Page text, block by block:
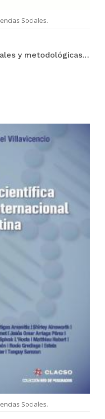
Sociales.
Consideraciones conceptuales y metodológicas sobre la medición de la pobreza infantil
Sociales.